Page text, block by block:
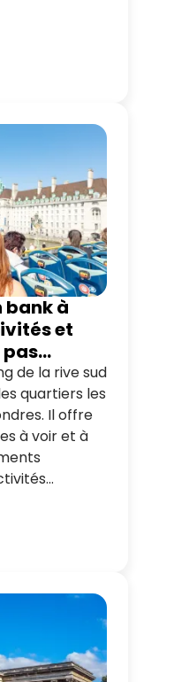
propose un
à vivre
bank à
pas
de la rive sud
quartiers les
Il offre
à voir et à
Dans cet
à travers
pourrez
et pourrez
vue depuis